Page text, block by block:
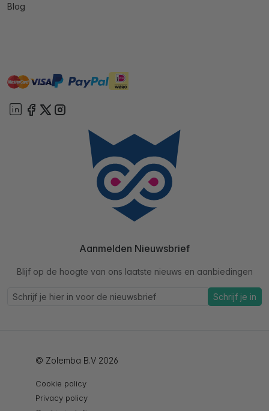
Blog
mastervisa paypal ideal
Aanmelden Nieuwsbrief
Blijf op de hoogte van ons laatste nieuws en aanbiedingen
Schrijf je in
© Zolemba B.V 2026
Cookie policy
Privacy policy